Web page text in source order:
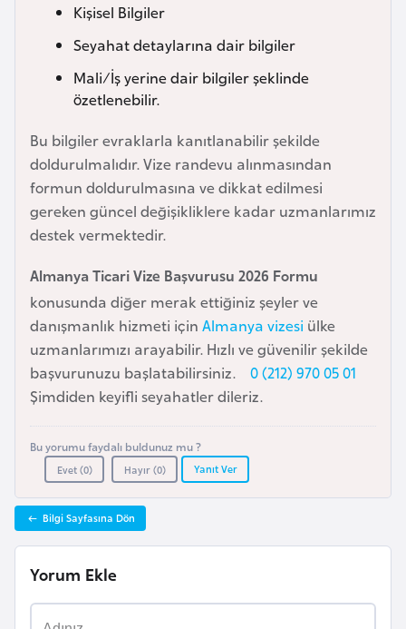
Kişisel Bilgiler
Seyahat detaylarına dair bilgiler
Mali/İş yerine dair bilgiler şeklinde
özetlenebilir.
Bu bilgiler evraklarla kanıtlanabilir şekilde
doldurulmalıdır. Vize randevu alınmasından
formun doldurulmasına ve dikkat edilmesi
gereken güncel değişikliklere kadar uzmanlarımız
destek vermektedir.
Almanya Ticari Vize Başvurusu 2026 Formu
konusunda diğer merak ettiğiniz şeyler ve
danışmanlık hizmeti için Almanya vizesi ülke
uzmanlarımızı arayabilir. Hızlı ve güvenilir şekilde
başvurunuzu başlatabilirsiniz.
0 (212) 970 05 01
Şimdiden keyifli seyahatler dileriz.
Bu yorumu faydalı buldunuz mu ?
Evet (0) Hayır (0) Yanıt Ver
Bilgi Sayfasına Dön
Yorum Ekle
d
e
ş
e
l
a
r
u
s
B
l
ç
i
k